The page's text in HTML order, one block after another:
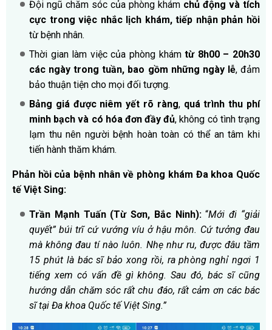
Đội ngũ chăm sóc của phòng khám chủ động và tích
cực trong việc nhắc lịch khám, tiếp nhận phản hồi
từ bệnh nhân.
Thời gian làm việc của phòng khámtừ 8h00– 20h30
các ngày trong tuần, bao gồm những ngày lễ, đảm
bảo thuận tiện cho mọi đối tượng.
Bảng giá được niêm yết rõ ràng, quá trình thu phí
minh bạch và có hóa đơn đầy đủ, không có tình trạng
lạm thu nên người bệnh hoàn toàn có thể an tâm khi
tiến hành thăm khám.
Phản hồi của bệnh nhân về phòng khám Đa khoa Quốc
tế Việt Sing:
Trần Mạnh Tuấn (Từ Sơn, Bắc Ninh):“Mới đi “giải
quyết” búi trĩ cứ vướng víu ở hậu môn. Cứ tưởng đau
mà không đau tí nào luôn. Nhẹ như ru, được đâu tầm
15 phút là bác sĩ bảo xong rồi, ra phòng nghỉ ngơi 1
tiếng xem có vấn đề gì không. Sau đó, bác sĩ cũng
hướng dẫn chăm sóc rất chu đáo, rất cảm ơn các bác
sĩ tại Đa khoa Quốc tế Việt Sing.”